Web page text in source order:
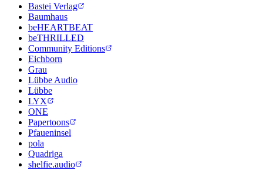
Bastei Verlag
Baumhaus
beHEARTBEAT
beTHRILLED
Community Editions
Eichborn
Grau
Lübbe Audio
Lübbe
LYX
ONE
Papertoons
Pfaueninsel
pola
Quadriga
shelfie.audio